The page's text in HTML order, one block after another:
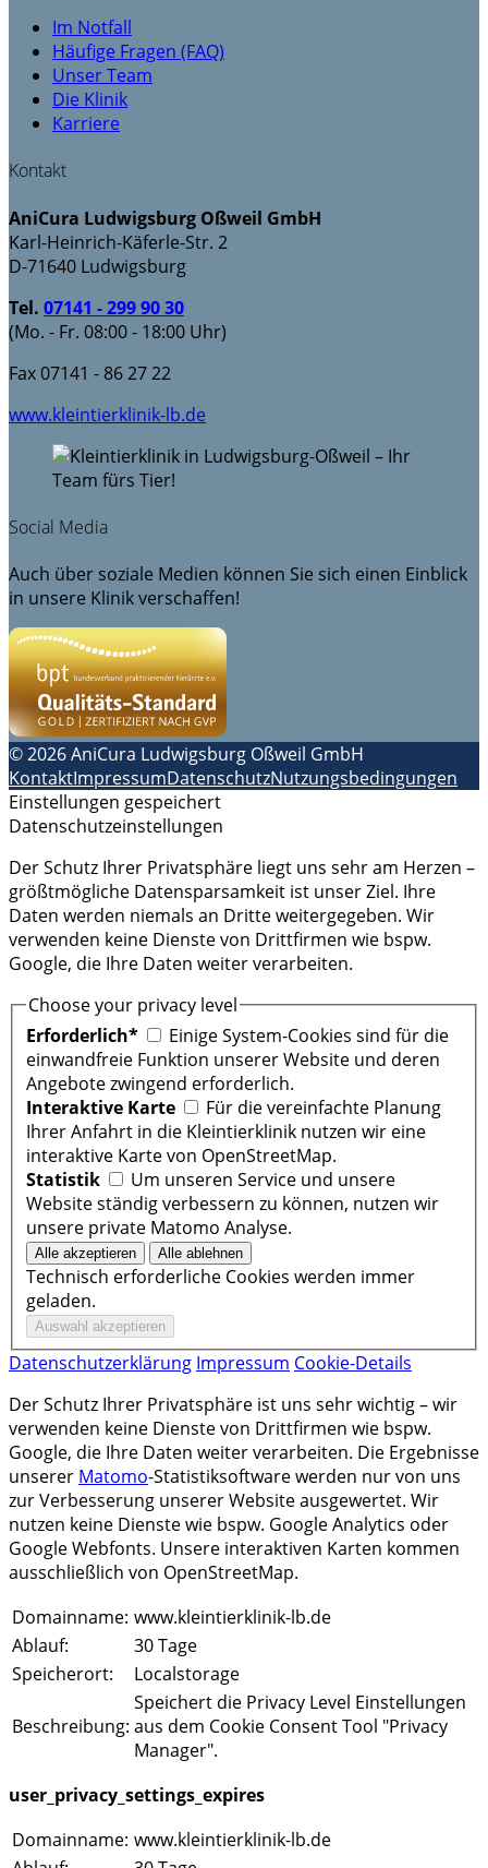
Im Notfall
Häufige Fragen (FAQ)
Unser Team
Die Klinik
Karriere
Kontakt
AniCura Ludwigsburg Oßweil GmbH
Karl-Heinrich-Käferle-Str. 2
D-71640 Ludwigsburg
Tel. 07141 - 299 90 30
(Mo. - Fr. 08:00 - 18:00 Uhr)
Fax07141 - 86 27 22
www.kleintierklinik-lb.de
Social Media
Auch über soziale Medien können Sie sich einen Einblick
in unsere Klinik verschaffen!
© 2026 AniCura Ludwigsburg Oßweil GmbH
KontaktImpressumDatenschutzNutzungsbedingungen
Einstellungen gespeichert
Datenschutzeinstellungen
Der Schutz Ihrer Privatsphäre liegt uns sehr am Herzen –
größtmögliche Datensparsamkeit ist unser Ziel. Ihre
Daten werden niemals an Dritte weitergegeben. Wir
verwenden keine Dienste von Drittfirmen wie bspw.
Google, die Ihre Daten weiter verarbeiten.
Choose your privacy level
Erforderlich*
Einige System-Cookies sind für die
einwandfreie Funktion unserer Website und deren
Angebote zwingend erforderlich.
Interaktive Karte
Für die vereinfachte Planung
Ihrer Anfahrt in die Kleintierklinik nutzen wir eine
interaktive Karte von OpenStreetMap.
Statistik
Um unseren Service und unsere
Website ständig verbessern zu können, nutzen wir
unsere private Matomo Analyse.
Technisch erforderliche Cookies werden immer
geladen.
Datenschutzerklärung Impressum Cookie-Details
Der Schutz Ihrer Privatsphäre ist uns sehr wichtig – wir
verwenden keine Dienste von Drittfirmen wie bspw.
Google, die Ihre Daten weiter verarbeiten. Die Ergebnisse
unserer Matomo-Statistiksoftware werden nur von uns
zur Verbesserung unserer Website ausgewertet. Wir
nutzen keine Dienste wie bspw. Google Analytics oder
Google Webfonts. Unsere interaktiven Karten kommen
ausschließlich von OpenStreetMap.
Domainname: www.kleintierklinik-lb.de
Ablauf:
30 Tage
Speicherort:
Localstorage
Beschreibung:
Speichert die Privacy Level Einstellungen
aus dem Cookie Consent Tool "Privacy
Manager".
user_privacy_settings_expires
Domainname: www.kleintierklinik-lb.de